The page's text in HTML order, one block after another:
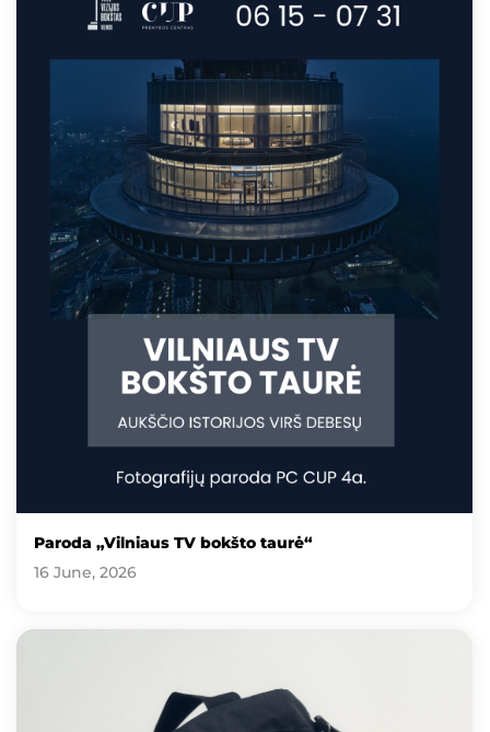
Paroda „Vilniaus TV bokšto taurė“
16 June, 2026